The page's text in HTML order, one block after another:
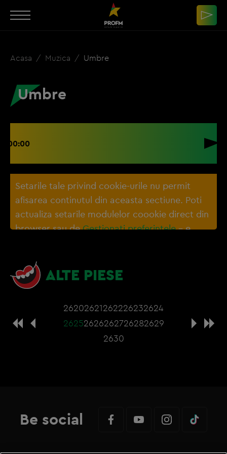
Acasa Muzica Umbre
Umbre
00:00
Setarile tale privind cookie-urile nu permit
afisarea continutul din aceasta sectiune. Poti
actualiza setarile modulelor coookie direct din
browser sau deGestionați preferințele– e
ALTE PIESE
26202621262226232624
26252626262726282629
2630
Be social